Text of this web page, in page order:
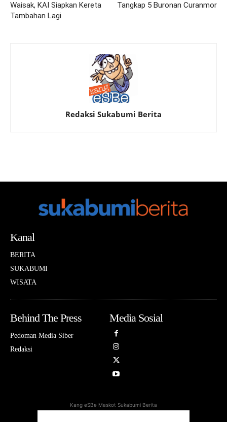
Waisak, KAI Siapkan Kereta
Tambahan Lagi
Tangkap 5 Buronan Curanmor
Redaksi Sukabumi Berita
Kanal
BERITA
SUKABUMI
WISATA
Behind The Press
Pedoman Media Siber
Redaksi
Media Sosial
Kang eSBe Maskot Sukabumi Berita